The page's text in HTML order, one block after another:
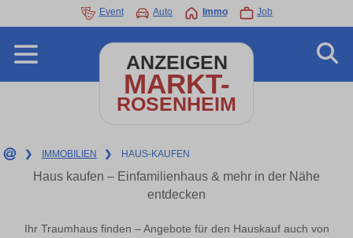
Event Auto Immo Job
ANZEIGEN
MARKT-
ROSENHEIM
❯ IMMOBILIEN ❯ HAUS-KAUFEN
Haus kaufen – Einfamilienhaus & mehr in der Nähe
entdecken
Ihr Traumhaus finden – Angebote für den Hauskauf auch von